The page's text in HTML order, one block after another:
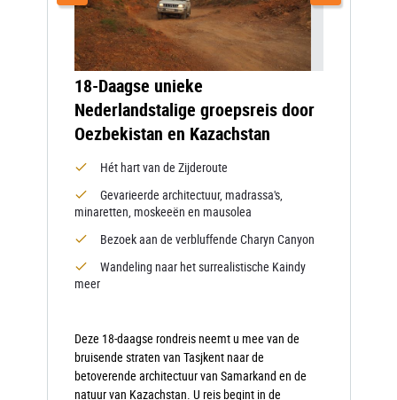
18-Daagse unieke
Nederlandstalige groepsreis door
Oezbekistan en Kazachstan
Hét hart van de Zijderoute
Gevarieerde architectuur, madrassa's,
minaretten, moskeeën en mausolea
Bezoek aan de verbluffende Charyn Canyon
Wandeling naar het surrealistische Kaindy
meer
Deze 18-daagse rondreis neemt u mee van de
bruisende straten van Tasjkent naar de
betoverende architectuur van Samarkand en de
natuur van Kazachstan. U reis begint in de